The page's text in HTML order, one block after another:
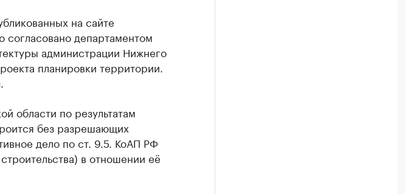
на сайте
департаментом
администрации Нижнего
планировки территории.
области по результатам
без разрешающих
дело по ст. 9.5. КоАП РФ
в отношении её